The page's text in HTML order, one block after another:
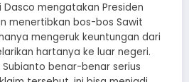
Dasco mengatakan Presiden
menertibkan bos-bos Sawit
mengeruk keuntungan dari
hartanya ke luar negeri.
benar-benar serius